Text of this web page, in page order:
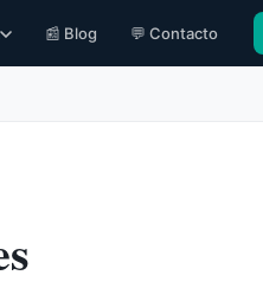
📰 Blog 💬 Contacto